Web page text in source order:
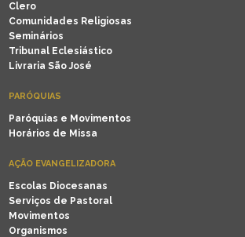
Clero
Comunidades Religiosas
Seminários
Tribunal Eclesiástico
Livraria São José
PARÓQUIAS
Paróquias e Movimentos
Horários de Missa
AÇÃO EVANGELIZADORA
Escolas Diocesanas
Serviços de Pastoral
Movimentos
Organismos